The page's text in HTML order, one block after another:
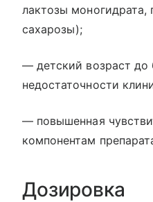
лактозы моногидрата,
сахарозы);
— детский возраст до
недостаточности
— повышенная
компонентам
Дозировка